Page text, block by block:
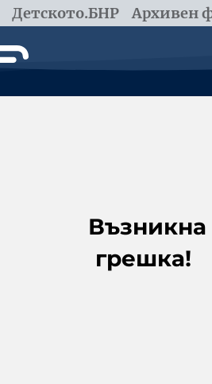
Детското.БНР Архивен
Възникна
грешка!